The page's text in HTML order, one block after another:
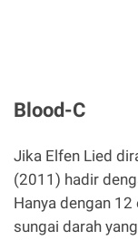
Blood-C
Jika Elfen Lied
(2011) hadir
Hanya dengan
sungai darah